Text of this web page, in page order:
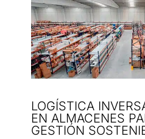
LOGÍSTICA
EN ALMACENES
GESTIÓN